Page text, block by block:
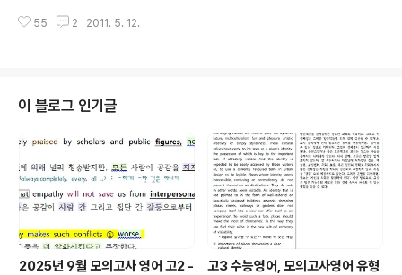
히드(Glycoaldehyde) . 3탄당 - 글리세라알데히드(Glyceraldehyde), 디
ulose) . 6탄당 – 식품중에 널리 분포, 인체에 의해서 흡수. 신진대사되는 동시
55 2 2011. 5. 12.
이 블로그 인기글
2025년 9월 모의고사 영어 고2 -
고3 수능영어, 모의고사영어 유형